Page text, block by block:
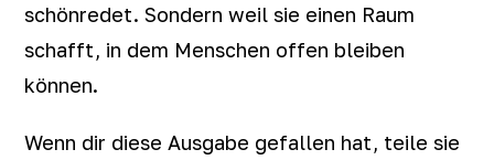
schönredet. Sondern weil sie einen Raum
schafft, in dem Menschen offen bleiben
können.
Wenn dir diese Ausgabe gefallen hat, teile sie